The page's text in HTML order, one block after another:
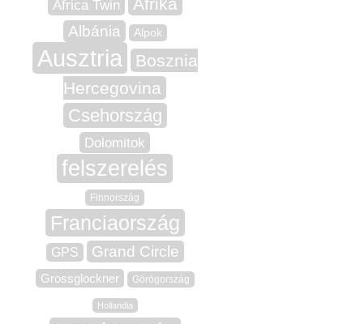
Africa Twin
Albánia Alpok
Ausztria
Bosznia
Hercegovina
Csehország
Dolomitok
felszerelés
Finnország
Franciaország
GPS Grand Circle
Grossglockner Görögország
Hollandia